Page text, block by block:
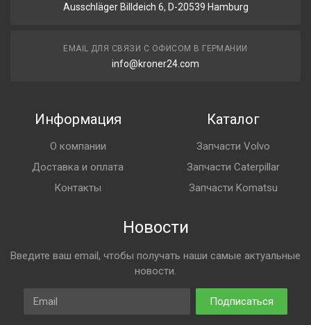
Ausschläger Billdeich 6, D-20539 Hamburg
EMAIL ДЛЯ СВЯЗИ С ОФИСОМ В ГЕРМАНИИ
info@kroner24.com
Информация
О компании
Доставка и оплата
Контакты
Каталог
Запчасти Volvo
Запчасти Caterpillar
Запчасти Komatsu
Новости
Введите ваш email, чтобы получать наши самые актуальные
новости.
Email
Подписаться